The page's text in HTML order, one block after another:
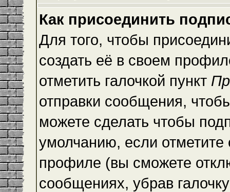
Как присоединить
Для того, чтобы
создать её в своем
отметить галочкой пункт
отправки сообщения,
можете сделать чтобы
умолчанию, если
профиле (вы сможете
сообщениях, убрав